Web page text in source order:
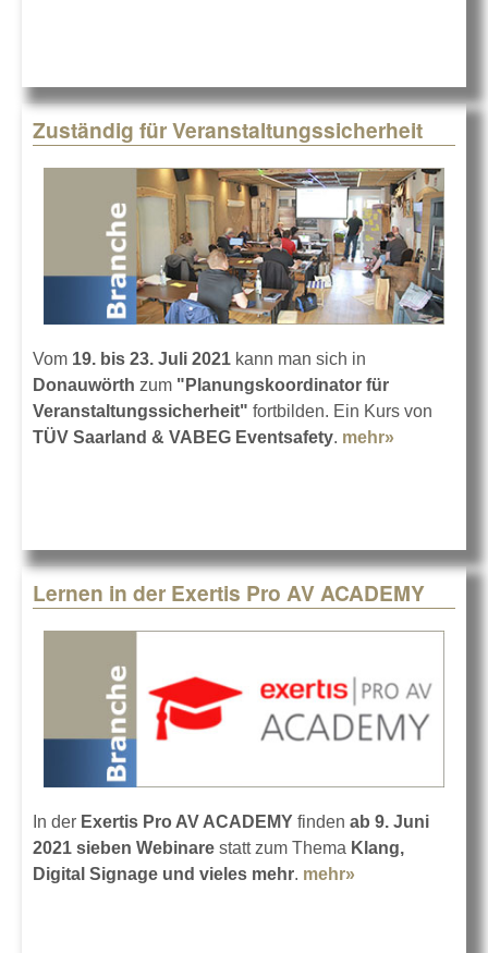
Zuständig für Veranstaltungssicherheit
Vom 19. bis 23. Juli 2021 kann man sich in
Donauwörth zum "Planungskoordinator für
Veranstaltungssicherheit" fortbilden. Ein Kurs von
TÜV Saarland & VABEG Eventsafety. mehr»
Lernen in der Exertis Pro AV ACADEMY
In der Exertis Pro AV ACADEMY finden ab 9. Juni
2021 sieben Webinare statt zum Thema Klang,
Digital Signage und vieles mehr. mehr»